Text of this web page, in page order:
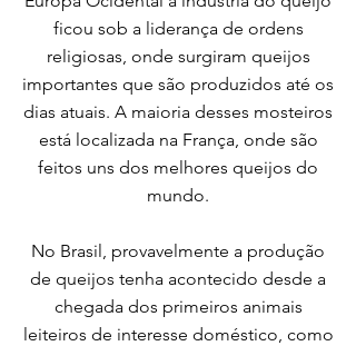
ficou sob a liderança de ordens
religiosas, onde surgiram queijos
importantes que são produzidos até os
dias atuais. A maioria desses mosteiros
está localizada na França, onde são
feitos uns dos melhores queijos do
mundo.
No Brasil, provavelmente a produção
de queijos tenha acontecido desde a
chegada dos primeiros animais
leiteiros de interesse doméstico, como